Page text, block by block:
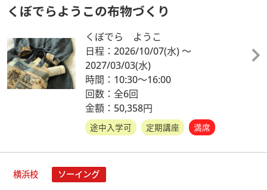
くぼでらようこの布物づくり
くぼでら ようこ
日程：2026/10/07(水)～
2027/03/03(水)
時間：10:30～16:00
回数：全6回
金額：50,358円
途中入学可 定期講座 満席
横浜校 ソーイング